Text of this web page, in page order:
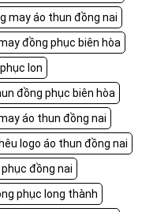
may áo thun đồng nai
đồng phục biên hòa
lon
đồng phục biên hòa
áo thun đồng nai
logo áo thun đồng nai
đồng nai
phục long thành